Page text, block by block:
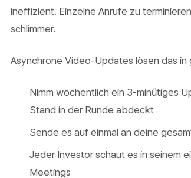
ineffizient. Einzelne Anrufe zu
schlimmer.
Asynchrone Video-Updates lösen das in
Nimm wöchentlich ein 3-minütiges
Stand in der Runde abdeckt
Sende es auf einmal an deine
Jeder Investor schaut es in seinem
Meetings